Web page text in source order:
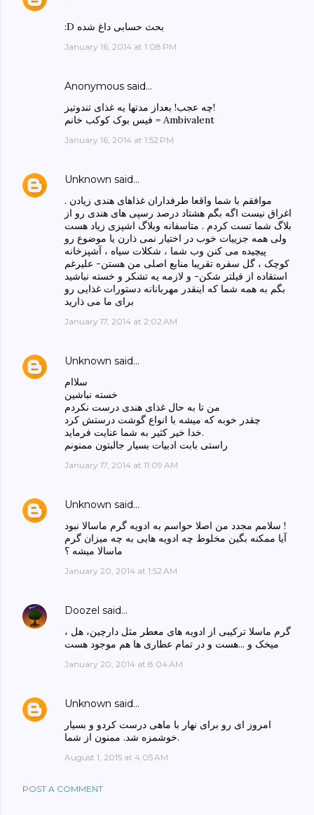
:D بحث حسابی داغ شده
January 16, 2014 at 1:08 PM
Anonymous said…
چه عجب! بعداز مدتها یه غذای تندوتیز!
فیس بوک کوکب خانم = Ambivalent
January 16, 2014 at 1:52 PM
Unknown said…
موافقم با شما واقعا طرفداران غذاهای هندی زیادن .
اغراق نیست اگه بگم هشتاد درصد رسپی های هندی رو از
بلاگ شما تست کردم . متاسفانه وبلاگ اشپزی زیاد هست
ولی همه جزییات خوب در اختیار نمی ذارن یا موضوع رو
پیچیده می کنن وب شما ، شکلات سیاه ، آشپزخانه
کوچک ، گل سفره تقریبا منابع اصلی من هستن- علیرغم
استقاده از فیلتر شکن- و لازمه یه تشکر و خسته نباشید
بگم به همه شما که اینقدر مهربانانه دستورات غذایی رو
برای ما می ذارید
January 17, 2014 at 2:02 AM
Unknown said…
سلاام
خسته نباشین
من تا به حال غذای هندی درست نکردم
چقدر خوبه که میشه با انواع گوشت درستش کرد
خدا خیر کثیر به شما عنایت فرماید.
راستی بابت ادبیات بسیار جالبتون ممنونم
January 17, 2014 at 11:09 AM
Unknown said…
سلامم مجدد من اصلا حواسم به ادویه گرم ماسالا نبود !
آیا ممکنه بگین مخلوط چه ادویه هایی به چه میزان گرم
ماسالا میشه ؟
January 20, 2014 at 1:52 AM
Doozel said…
گرم ماسلا ترکیبی از ادویه های معطر مثل دارچین، هل ،
میخک و ...هست و در تمام عطاری ها هم موجود هست
January 20, 2014 at 8:04 AM
Unknown said…
امروز ای رو برای نهار با ماهی درست کردو و بسیار
خوشمزه شد. ممنون از شما.
August 1, 2015 at 4:05 AM
POST A COMMENT